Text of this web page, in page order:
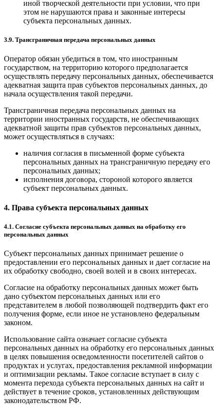
иной творческой деятельности при условии, что при
этом не нарушаются права и законные интересы
субъекта персональных данных.
3.9. Трансграничная передача персональных данных
Оператор обязан убедиться в том, что иностранным
государством, на территорию которого предполагается
осуществлять передачу персональных данных, обеспечивается
адекватная защита прав субъектов персональных данных, до
начала осуществления такой передачи.
Трансграничная передача персональных данных на
территории иностранных государств, не обеспечивающих
адекватной защиты прав субъектов персональных данных,
может осуществляться в случаях:
наличия согласия в письменной форме субъекта
персональных данных на трансграничную передачу его
персональных данных;
исполнения договора, стороной которого является
субъект персональных данных.
4. Права субъекта персональных данных
4.1. Согласие субъекта персональных данных на обработку его
персональных данных
Субъект персональных данных принимает решение о
предоставлении его персональных данных и дает согласие на
их обработку свободно, своей волей и в своих интересах.
Согласие на обработку персональных данных может быть
дано субъектом персональных данных или его
представителем в любой позволяющей подтвердить факт его
получения форме, если иное не установлено федеральным
законом.
Использование сайта означает согласие субъекта
персональных данных на обработку его персональных данных
в целях повышения осведомленности посетителей сайтов о
продуктах и услугах, предоставления рекламной информации
и оптимизации рекламы. Такое согласие вступает в силу с
момента перехода субъекта персональных данных на сайт и
действует в течение сроков, установленных действующим
законодательством РФ.